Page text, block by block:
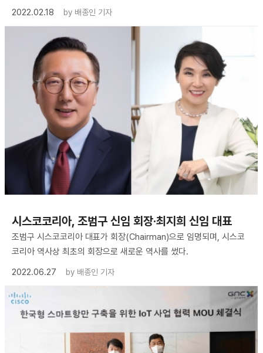
2022.02.18 by 배종인 기자
시스코코리아, 조범구 신임 회장·최지희 신임 대표
조범구 시스코코리아 대표가 회장(Chairman)으로 임명되며, 시스코
코리아 역사상 최초의 회장으로 새로운 역사를 썼다.
2022.06.27
by 배종인 기자